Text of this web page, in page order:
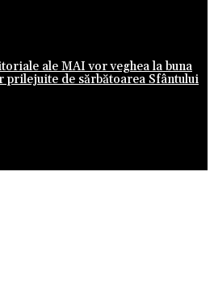
ale MAI vor veghea la buna
prilejuite de sărbătoarea Sfântului